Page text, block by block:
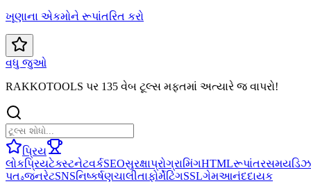
ખૂણાના એકમોને રૂપાંતરિત કરો
વધુ જુઓ
RAKKOTOOLS પર 135 વેબ ટૂલ્સ મફતમાં અત્યારે જ વાપરો!
પ્રિય
લોકપ્રિયટેક્સ્ટનેટવર્કSEOસુરક્ષાપ્રોગ્રામિંગHTMLરૂપાંતરસમય
પતہજનરેટSNSનિષ્કર્ષણચાલીતાફોર્મેટિંગSSLગેમઆનંદદાયક